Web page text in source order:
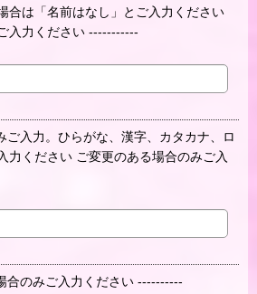
合は「名前はなし」とご入力ください
入力ください -----------
入力。ひらがな、漢字、カタカナ、ロ
力ください ご変更のある場合のみご入
合のみご入力ください ----------